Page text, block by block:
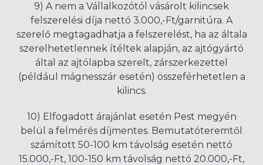
9) A nem a Vállalkozótól vásárolt kilincsek
felszerelési díja nettó 3.000,-Ft/garnitúra. A
szerelő megtagadhatja a felszerelést, ha az általa
szerelhetetlennek ítéltek alapján, az ajtógyártó
által az ajtólapba szerelt, zárszerkezettel
(például mágnesszár esetén) összeférhetetlen a
kilincs.
10) Elfogadott árajánlat esetén Pest megyén
belül a felmérés díjmentes. Bemutatóteremtől
számított 50-100 km távolság esetén nettó
15.000,-Ft, 100-150 km távolság nettó 20.000,-Ft,